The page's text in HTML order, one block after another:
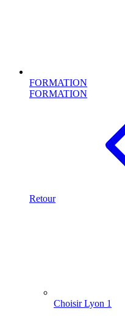
FORMATION
FORMATION
Retour
Choisir Lyon 1